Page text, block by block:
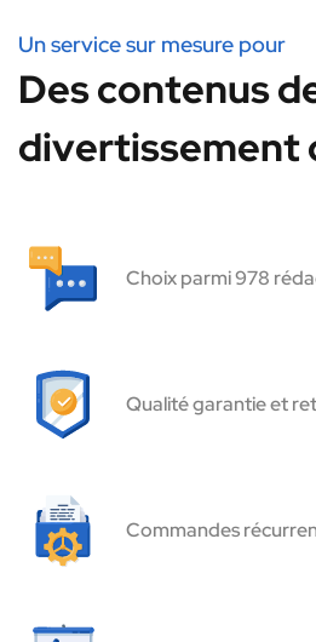
Un service sur mesure pour
Des contenus
divertissement
Choix parmi 978
Qualité garantie et
Commandes